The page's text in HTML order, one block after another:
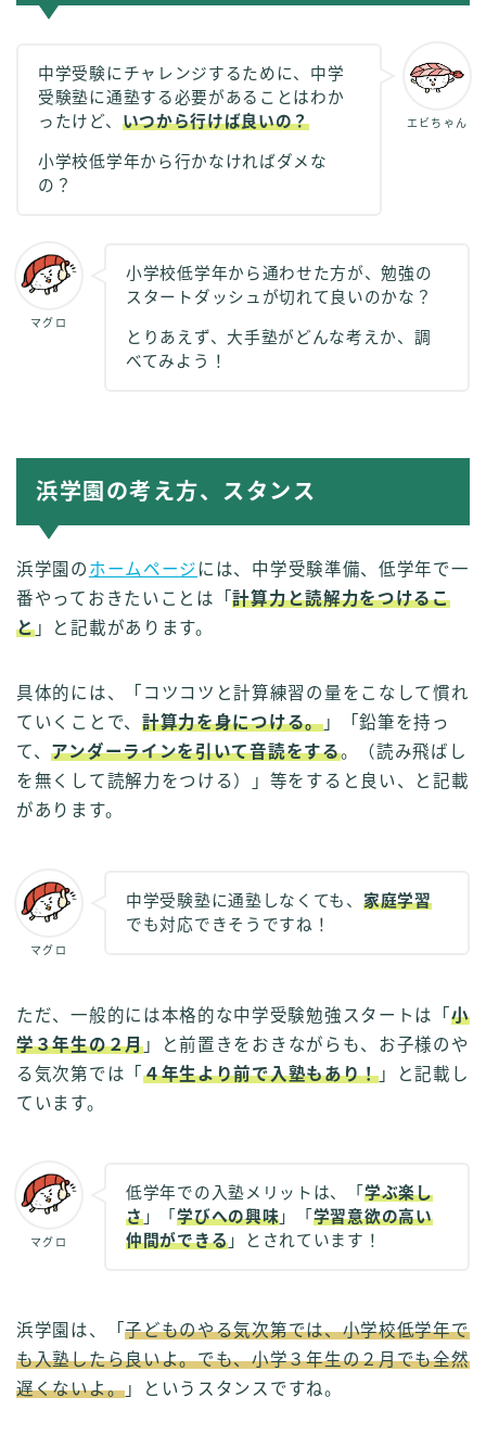
エビちゃん
中学受験にチャレンジするために、中学
受験塾に通塾する必要があることはわか
ったけど、 いつから行けば良いの？
小学校低学年から行かなければダメな
の？
マグロ
小学校低学年から通わせた方が、勉強の
スタートダッシュが切れて良いのかな？
とりあえず、大手塾がどんな考えか、調
べてみよう！
浜学園の考え方、スタンス
浜学園の ホームページ には、中学受験準備、低学年で一
番やっておきたいことは「計算力と読解力をつけるこ
と」と記載があります。
具体的には、「コツコツと計算練習の量をこなして慣れ
ていくことで、 計算力を身につける。」「鉛筆を持っ
て、アンダーラインを引いて音読をする。（読み飛ばし
を無くして読解力をつける）」等をすると良い、と記載
があります。
マグロ
中学受験塾に通塾しなくても、 家庭学習
でも対応できそうですね！
ただ、一般的には本格的な中学受験勉強スタートは「 小
学３年生の２月」と前置きをおきながらも、お子様のや
る気次第では「 ４年生より前で入塾もあり！ 」と記載し
ています。
マグロ
低学年での入塾メリットは、「 学ぶ楽し
さ」「学びへの興味 」「 学習意欲の高い
仲間ができる 」とされています！
浜学園は、「子どものやる気次第では、小学校低学年で
も入塾したら良いよ。でも、小学３年生の２月でも全然
遅くないよ。 」というスタンスですね。